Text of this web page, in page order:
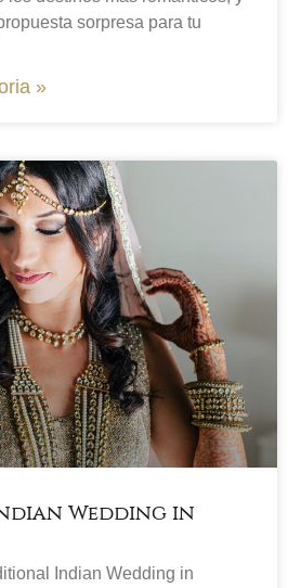
sorpresa para tu
»
Wedding in
Indian Wedding in